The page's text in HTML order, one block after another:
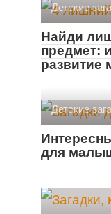
Детские
Найди
предмет:
развитие
Детские
для